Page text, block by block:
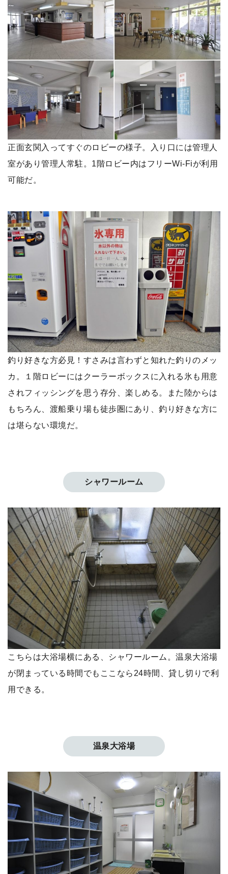
正面玄関入ってすぐのロビーの様子。入り口には管理人
室があり管理人常駐。1階ロビー内はフリーWi-Fiが利用
可能だ。
釣り好きな方必見！すさみは言わずと知れた釣りのメッ
カ。１階ロビーにはクーラーボックスに入れる氷も用意
されフィッシングを思う存分、楽しめる。また陸からは
もちろん、渡船乗り場も徒歩圏にあり、釣り好きな方に
は堪らない環境だ。
シャワールーム
こちらは大浴場横にある、シャワールーム。温泉大浴場
が閉まっている時間でもここなら24時間、貸し切りで利
用できる。
温泉大浴場